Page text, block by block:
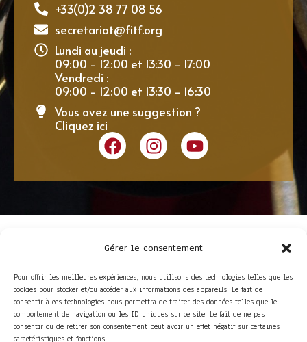
Gérer le consentement
Pour offrir les meilleures expériences, nous utilisons des technologies telles que les
cookies pour stocker et/ou accéder aux informations des appareils. Le fait de
consentir à ces technologies nous permettra de traiter des données telles que le
comportement de navigation ou les ID uniques sur ce site. Le fait de ne pas
consentir ou de retirer son consentement peut avoir un effet négatif sur certaines
caractéristiques et fonctions.
+33(0)2 38 77 08 56
secretariat@fitf.org
Lundi au jeudi :
09:00 - 12:00 et 13:30 - 17:00
Vendredi :
09:00 - 12:00 et 13:30 - 16:30
Vous avez une suggestion ?
Cliquez ici
ACCÈS RAPIDE